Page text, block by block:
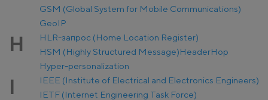
GSM (Global System for Mobile Communications)
GeoIP
H
HLR-запрос (Home Location Register)
HSM (Highly Structured Message)HeaderHop
Hyper-personalization
I
IEEE (Institute of Electrical and Electronics Engineers)
IETF (Internet Engineering Task Force)